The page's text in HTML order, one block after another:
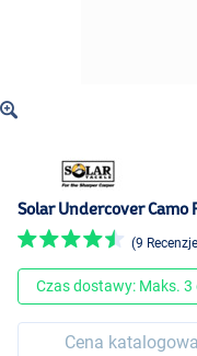
Solar Undercover Camo
(9
Czas dostawy: Maks.
Cena katalogowa